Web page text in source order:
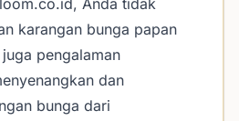
Anda tidak
karangan bunga papan
pengalaman
dan
bunga dari